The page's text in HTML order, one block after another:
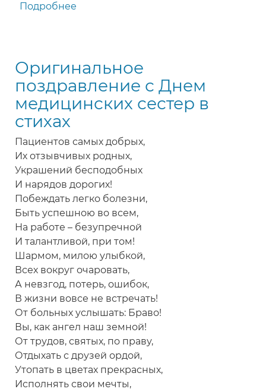
Подробнее
Днем
медсестры
в
стихах
Оригинальное
поздравление с Днем
медицинских сестер в
стихах
Пациентов самых добрых,
Их отзывчивых родных,
Украшений бесподобных
И нарядов дорогих!
Побеждать легко болезни,
Быть успешною во всем,
На работе – безупречной
И талантливой, при том!
Шармом, милою улыбкой,
Всех вокруг очаровать,
А невзгод, потерь, ошибок,
В жизни вовсе не встречать!
От больных услышать: Браво!
Вы, как ангел наш земной!
От трудов, святых, по праву,
Отдыхать с друзей ордой,
Утопать в цветах прекрасных,
Исполнять свои мечты,